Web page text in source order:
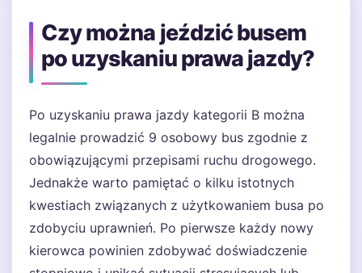
Czy można jeździć busem
po uzyskaniu prawa jazdy?
Po uzyskaniu prawa jazdy kategorii B można
legalnie prowadzić 9 osobowy bus zgodnie z
obowiązującymi przepisami ruchu drogowego.
Jednakże warto pamiętać o kilku istotnych
kwestiach związanych z użytkowaniem busa po
zdobyciu uprawnień. Po pierwsze każdy nowy
kierowca powinien zdobywać doświadczenie